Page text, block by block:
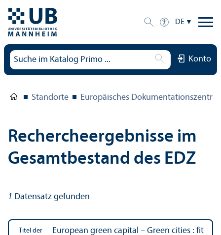
DE
Konto
Standorte Europäisches
Rechercheergebnisse im
Gesamtbestand des EDZ
1 Datensatz gefunden
Titel der
European green capital – Green cities : fit